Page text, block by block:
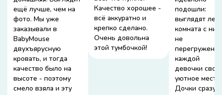
ещё лучше, чем на
фото. Мы уже
заказывали в
BabyMouse
двухъярусную
кровать, и тогда
качество было на
высоте - поэтому
смело взяла и эту
Качество хорошее -
всё аккуратно и
крепко сделано.
Очень довольна
этой тумбочкой!
подошли:
выглядят
комната с
не
перегружена,
каждой
девочки своё
уютное место.
Дочки сразу